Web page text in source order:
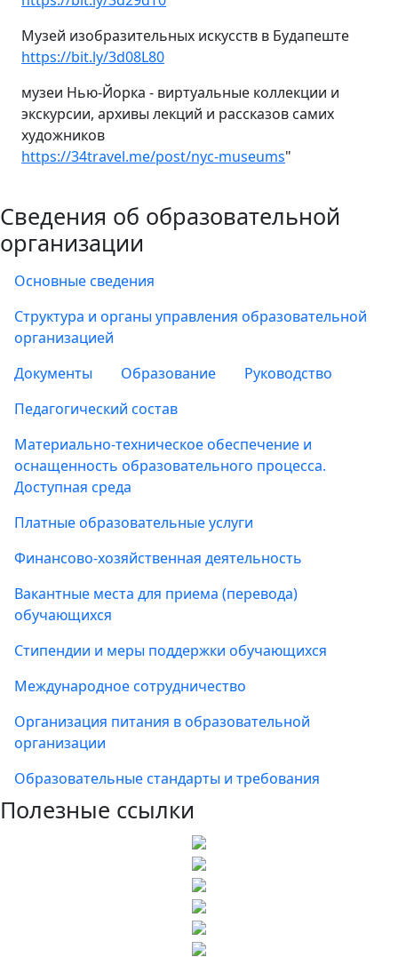
Музей изобразительных искусств в Будапеште
https://bit.ly/3d08L80
музеи Нью-Йорка - виртуальные коллекции и
экскурсии, архивы лекций и рассказов самих
художников
https://34travel.me/post/nyc-museums"
Сведения об образовательной
организации
Основные сведения
Структура и органы управления образовательной
организацией
Документы
Образование
Руководство
Педагогический состав
Материально-техническое обеспечение и
оснащенность образовательного процесса.
Доступная среда
Платные образовательные услуги
Финансово-хозяйственная деятельность
Вакантные места для приема (перевода)
обучающихся
Стипендии и меры поддержки обучающихся
Международное сотрудничество
Организация питания в образовательной
организации
Образовательные стандарты и требования
Полезные ссылки